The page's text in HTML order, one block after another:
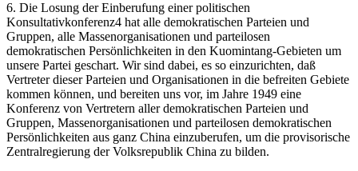
6. Die Losung der Einberufung einer politischen
Konsultativkonferenz4 hat alle demokratischen Parteien und
Gruppen, alle Massenorganisationen und parteilosen
demokratischen Persönlichkeiten in den Kuomintang-Gebieten um
unsere Partei geschart. Wir sind dabei, es so einzurichten, daß
Vertreter dieser Parteien und Organisationen in die befreiten Gebiete
kommen können, und bereiten uns vor, im Jahre 1949 eine
Konferenz von Vertretern aller demokratischen Parteien und
Gruppen, Massenorganisationen und parteilosen demokratischen
Persönlichkeiten aus ganz China einzuberufen, um die provisorische
Zentralregierung der Volksrepublik China zu bilden.